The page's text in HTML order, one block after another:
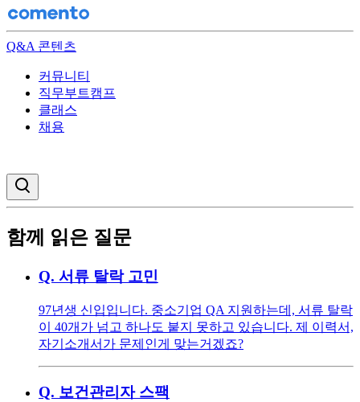
Q&A 콘텐츠
커뮤니티
직무부트캠프
클래스
채용
함께 읽은 질문
Q. 서류 탈락 고민
97년생 신입입니다. 중소기업 QA 지원하는데, 서류 탈락
이 40개가 넘고 하나도 붙지 못하고 있습니다. 제 이력서,
자기소개서가 문제인게 맞는거겠죠?
Q. 보건관리자 스팩